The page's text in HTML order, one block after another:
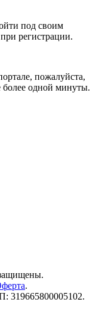
под своим
регистрации.
пожалуйста,
более одной минуты.
.
319665800005102.